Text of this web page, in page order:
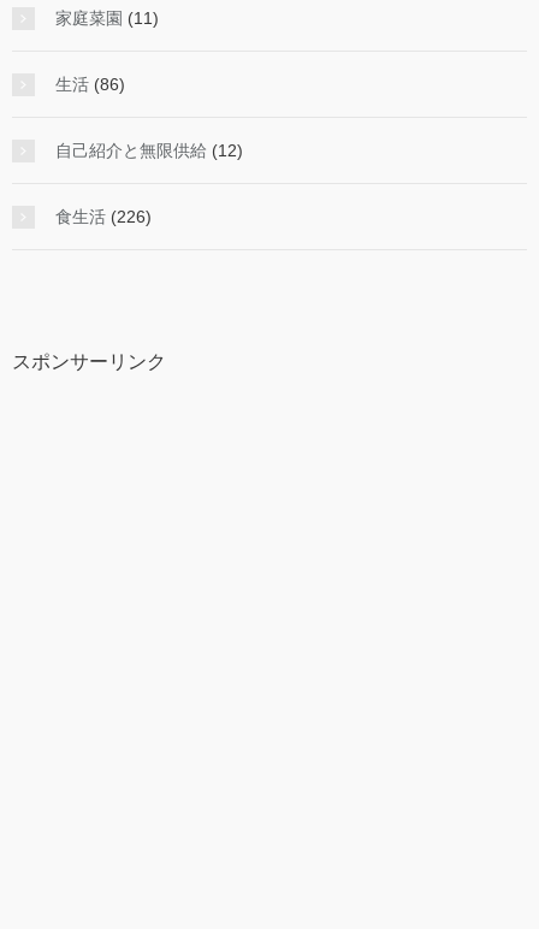
家庭菜園 (11)
生活 (86)
自己紹介と無限供給 (12)
食生活 (226)
スポンサーリンク